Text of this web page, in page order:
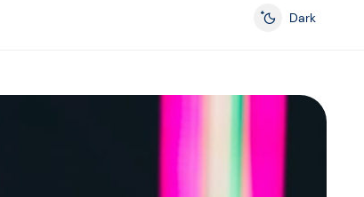
Enable dark
Dark